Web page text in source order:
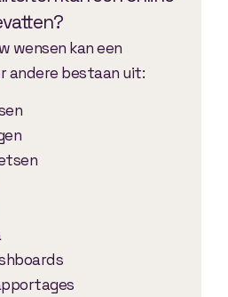
wensen kan een
andere bestaan uit: